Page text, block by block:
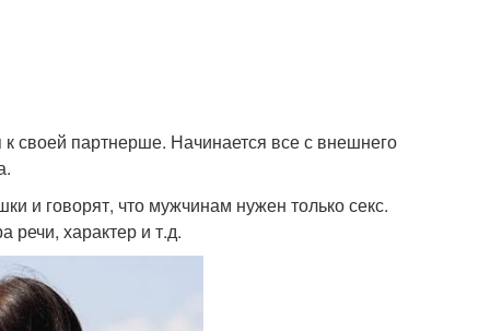
своей партнерше. Начинается все с внешнего
и говорят, что мужчинам нужен только секс.
речи, характер и т.д.